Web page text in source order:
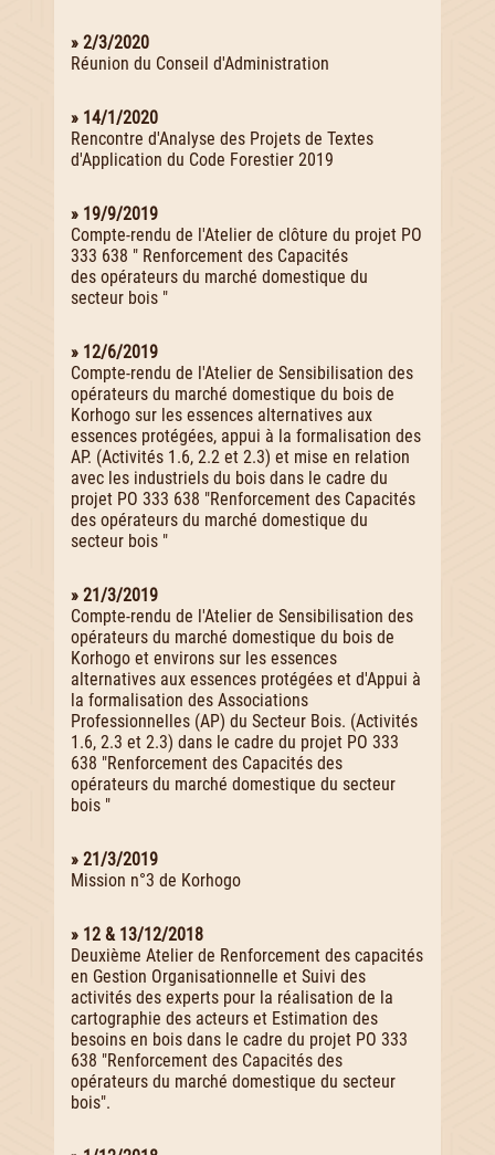
» 2/3/2020
Réunion du Conseil d'Administration
» 14/1/2020
Rencontre d'Analyse des Projets de Textes
d'Application du Code Forestier 2019
» 19/9/2019
Compte-rendu de l'Atelier de clôture du projet PO
333 638 " Renforcement des Capacités
des opérateurs du marché domestique du
secteur bois "
» 12/6/2019
Compte-rendu de l'Atelier de Sensibilisation des
opérateurs du marché domestique du bois de
Korhogo sur les essences alternatives aux
essences protégées, appui à la formalisation des
AP. (Activités 1.6, 2.2 et 2.3) et mise en relation
avec les industriels du bois dans le cadre du
projet PO 333 638 "Renforcement des Capacités
des opérateurs du marché domestique du
secteur bois "
» 21/3/2019
Compte-rendu de l'Atelier de Sensibilisation des
opérateurs du marché domestique du bois de
Korhogo et environs sur les essences
alternatives aux essences protégées et d'Appui à
la formalisation des Associations
Professionnelles (AP) du Secteur Bois. (Activités
1.6, 2.3 et 2.3) dans le cadre du projet PO 333
638 "Renforcement des Capacités des
opérateurs du marché domestique du secteur
bois "
» 21/3/2019
Mission n°3 de Korhogo
» 12 & 13/12/2018
Deuxième Atelier de Renforcement des capacités
en Gestion Organisationnelle et Suivi des
activités des experts pour la réalisation de la
cartographie des acteurs et Estimation des
besoins en bois dans le cadre du projet PO 333
638 "Renforcement des Capacités des
opérateurs du marché domestique du secteur
bois".